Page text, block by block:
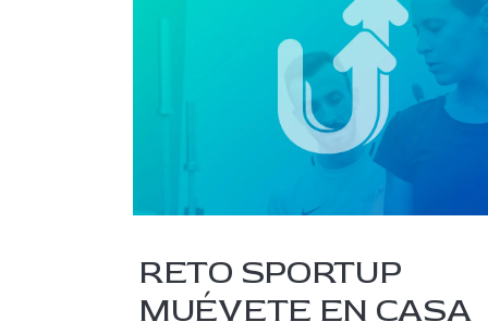
RETO SPORTUP
MUÉVETE EN CASA